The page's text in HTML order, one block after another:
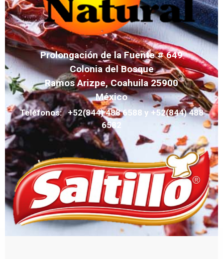
Prolongación de la Fuente # 649
Colonia del Bosque
Ramos Arizpe, Coahuila 25900
México
Teléfonos: +52(844) 488 6588 y +52(844) 488
6582